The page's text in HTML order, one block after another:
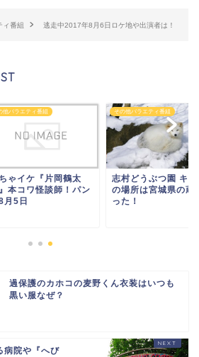
ィ番組 逃走中2017年8月6日ロケ地や出演者は！
他バラエティ番組
ゃイケ『片岡鶴太
本コワ怪談師！パン
月5日
その他バラエティ番組
志村どうぶつ園 キツ
の場所は宮城県の蔵
った！
過保護のカホコの麦野くん衣装はいつも
黒い服なぜ？
病院や『へび